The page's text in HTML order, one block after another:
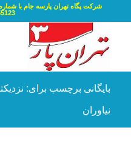
بایگانی برچسب برای:
نیاوران